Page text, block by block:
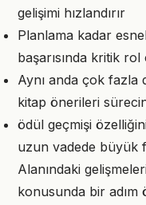
gelişimi hızlandırır
Planlama kadar
başarısında kritik
Aynı anda çok fazla
kitap önerileri
ödül geçmişi
uzun vadede büyük
Alanındaki
konusunda bir adım